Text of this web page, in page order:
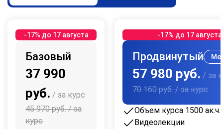
-17% до 17 августа
Базовый
37 990
руб. / за курс
45 970 руб./ за
курс
-17% до 17 августа
Продвинутый
57 980 руб. / за
70 160 руб./ за курс
Объем курса 1500 ак.ч.
Видеолекции